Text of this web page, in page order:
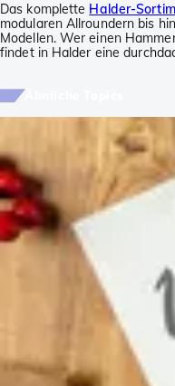
Das komplette Halder-
modularen Allroundern bis
Modellen. Wer einen
findet in Halder eine